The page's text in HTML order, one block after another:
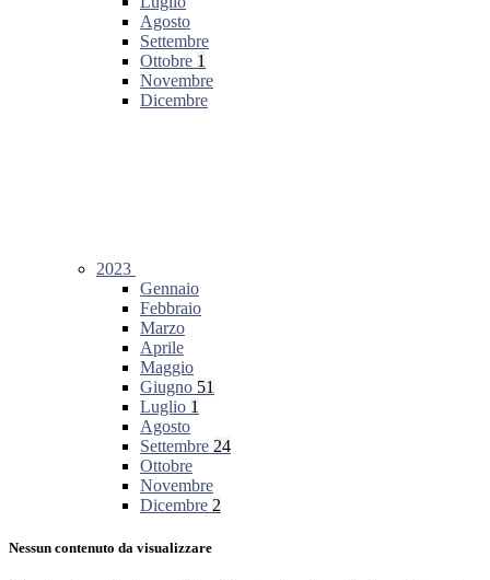
Agosto
Settembre
Ottobre 1
Novembre
Dicembre
2023
Gennaio
Febbraio
Marzo
Aprile
Maggio
Giugno 51
Luglio 1
Agosto
Settembre 24
Ottobre
Novembre
Dicembre 2
Nessun contenuto da visualizzare